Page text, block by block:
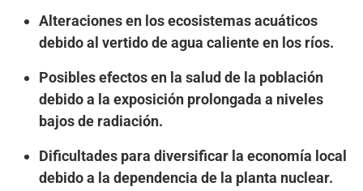
Alteraciones en los ecosistemas acuáticos
debido al vertido de agua caliente en los ríos.
Posibles efectos en la salud de la población
debido a la exposición prolongada a niveles
bajos de radiación.
Dificultades para diversificar la economía local
debido a la dependencia de la planta nuclear.